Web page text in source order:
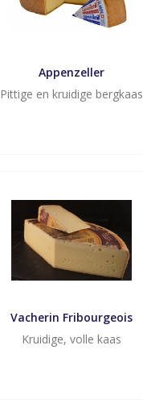
Appenzeller
Pittige en kruidige bergkaas
Vacherin Fribourgeois
Kruidige, volle kaas